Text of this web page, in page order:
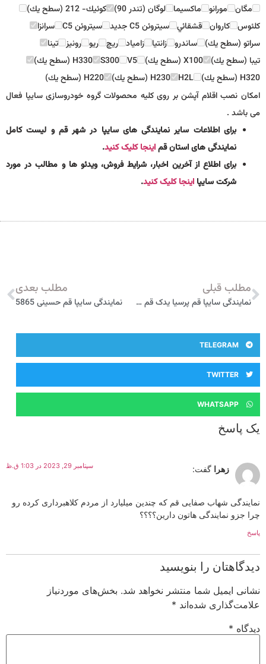
مگان مورانو ماكسيما لوگان (تندر 90)
كوئيك- 212 (سطح يك)
كلئوس كاروان قشقائي سيتروئن C5 جديد سيتروئن C5
سرانزا
سراتو (سطح يك) ساندرو زانتيا زامياد ريچ ريو رونيز تينا
تيبا (سطح يك) X100 (سطح يك) V5
S300 H330 (سطح يك)
H320 (سطح يك)
H2L H230 (سطح يك)
H220 (سطح يك)
امکان نصب اقلام آپشن بر روی کلیه محصولات گروه خودروسازی سایپا فعال
می باشد .
برای اطلاعات سایر نمایندگی های سایپا در شهر قم و لیست کامل
نمایندگی های استان قماینجا کلیک کنید.
برای اطلاع از آخرین اخبار، شرایط فروش، ویدئو ها و مطالب در مورد
شرکت سایپااینجا کلیک کنید.
مطلب قبلی
نمایندگی سایپا قم پرسیا یدک قم 3449
مطلب بعدی
نمایندگی سایپا قم حسینی 5865
TELEGRAM
TWITTER
WHATSAPP
یک پاسخ
زهرا گفت: سپتامبر 29, 2023 در 1:03 ق.ظ
نمایندگی شهاب صفایی قم که چندین میلیارد از مردم کلاهبرداری کرده رو
چرا جزو نمایندگی هاتون دارین؟؟؟؟
پاسخ
دیدگاهتان را بنویسید
نشانی ایمیل شما منتشر نخواهد شد. بخش‌های موردنیاز
علامت‌گذاری شده‌اند*
دیدگاه*